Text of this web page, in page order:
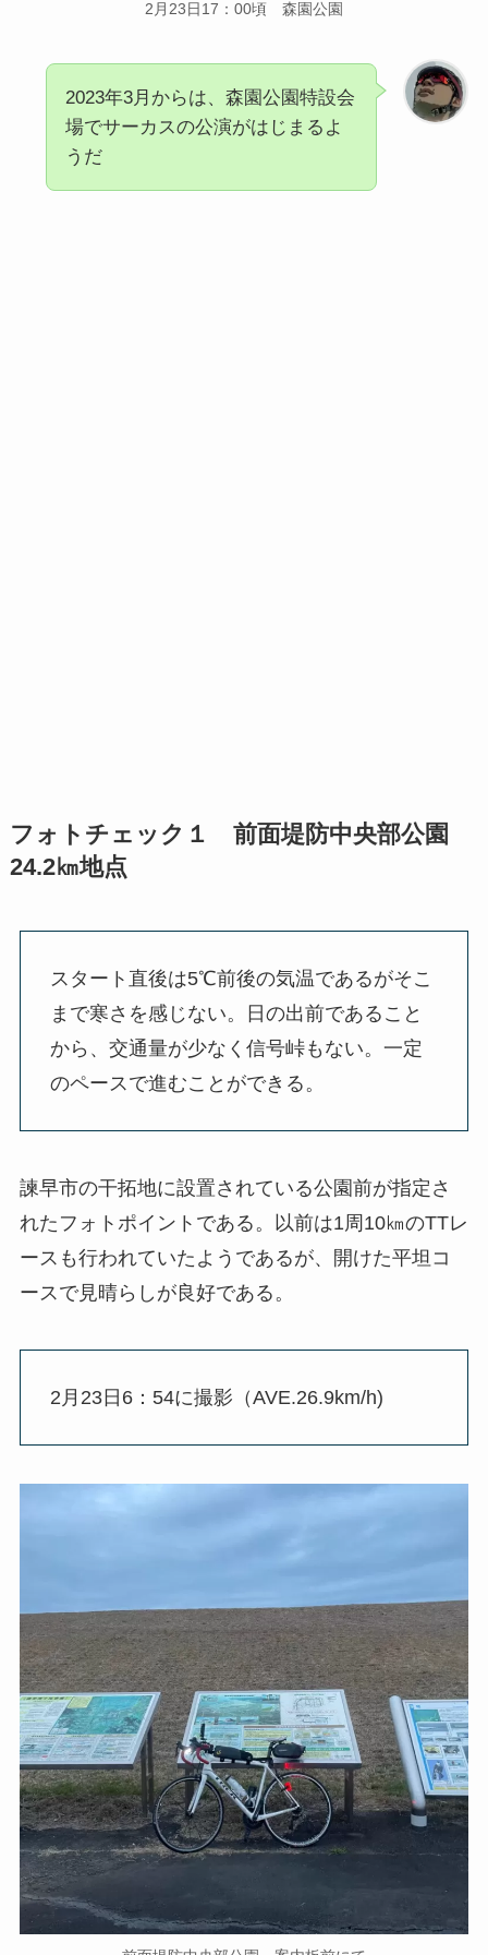
2月23日17：00頃 森園公園
2023年3月からは、森園公園特設会
場でサーカスの公演がはじまるよ
うだ
フォトチェック１ 前面堤防中央部公園
24.2㎞地点
スタート直後は5℃前後の気温であるがそこ
まで寒さを感じない。日の出前であること
から、交通量が少なく信号峠もない。一定
のペースで進むことができる。
諫早市の干拓地に設置されている公園前が指定さ
れたフォトポイントである。以前は1周10㎞のTTレ
ースも行われていたようであるが、開けた平坦コ
ースで見晴らしが良好である。
2月23日6：54に撮影（AVE.26.9km/h)